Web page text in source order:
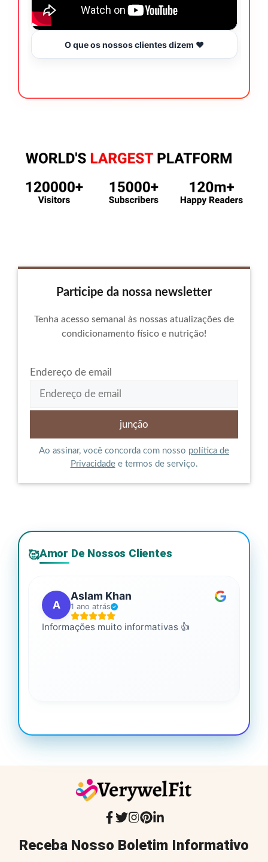
O que os nossos clientes dizem ❤️
Participe da nossa newsletter
Tenha acesso semanal às nossas atualizações de
condicionamento físico e nutrição!
Endereço de email
Ao assinar, você concorda com nosso política de
Privacidadee termos de serviço.
🥰Amor De Nossos Clientes
A
Aslam Khan
1 ano atrás
Informações muito informativas 👍
Receba Nosso Boletim Informativo